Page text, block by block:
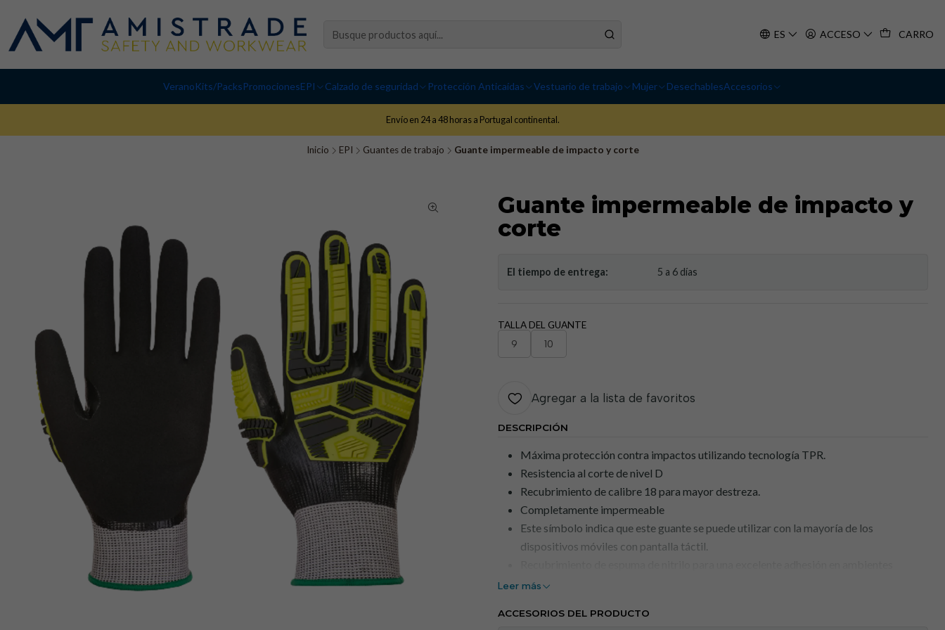
ES ACCESO CARRO
VeranoKits/PacksPromocionesEPI Calzado de seguridad Protección Anticaídas Vestuario de trabajo Mujer DesechablesAccesorios
Envío en 24 a 48 horas a Portugal continental.
Inicio EPI Guantes de trabajo Guante impermeable de impacto y corte
Guante impermeable de impacto y
corte
El tiempo de entrega: 5 a 6 días
TALLA DEL GUANTE
9 10
Agregar a la lista de favoritos
DESCRIPCIÓN
Máxima protección contra impactos utilizando tecnología TPR.
Resistencia al corte de nivel D
Recubrimiento de calibre 18 para mayor destreza.
Completamente impermeable
Este símbolo indica que este guante se puede utilizar con la mayoría de los
dispositivos móviles con pantalla táctil.
húmedos y secos.
Forro transpirable sin costuras
Leer más
ACCESORIOS DEL PRODUCTO